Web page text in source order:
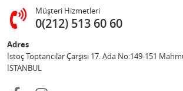
Müşteri Hizmetleri
0(212) 513 60 60
Adres
İstoç Toptancılar Çarşısı 17. Ada No:149-151
İSTANBUL